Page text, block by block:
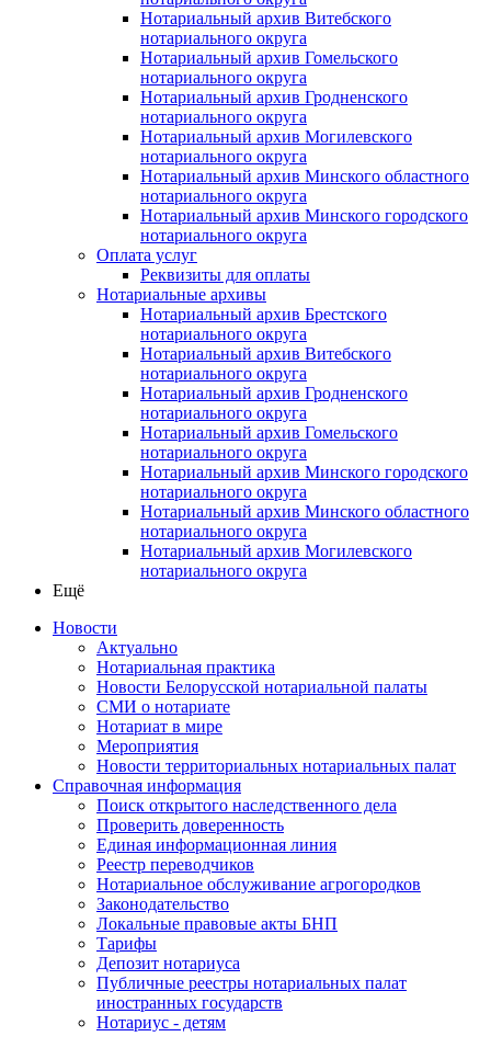
Нотариальный архив Витебского
нотариального округа
Нотариальный архив Гомельского
нотариального округа
Нотариальный архив Гродненского
нотариального округа
Нотариальный архив Могилевского
нотариального округа
Нотариальный архив Минского областного
нотариального округа
Нотариальный архив Минского городского
нотариального округа
Оплата услуг
Реквизиты для оплаты
Нотариальные архивы
Нотариальный архив Брестского
нотариального округа
Нотариальный архив Витебского
нотариального округа
Нотариальный архив Гродненского
нотариального округа
Нотариальный архив Гомельского
нотариального округа
Нотариальный архив Минского городского
нотариального округа
Нотариальный архив Минского областного
нотариального округа
Нотариальный архив Могилевского
нотариального округа
Ещё
Новости
Актуально
Нотариальная практика
Новости Белорусской нотариальной палаты
СМИ о нотариате
Нотариат в мире
Мероприятия
Новости территориальных нотариальных палат
Справочная информация
Поиск открытого наследственного дела
Проверить доверенность
Единая информационная линия
Реестр переводчиков
Нотариальное обслуживание агрогородков
Законодательство
Локальные правовые акты БНП
Тарифы
Депозит нотариуса
Публичные реестры нотариальных палат
иностранных государств
Нотариус - детям